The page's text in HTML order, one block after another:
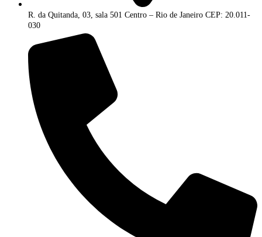
R. da Quitanda, 03, sala 501 Centro – Rio de Janeiro CEP: 20.011-
030